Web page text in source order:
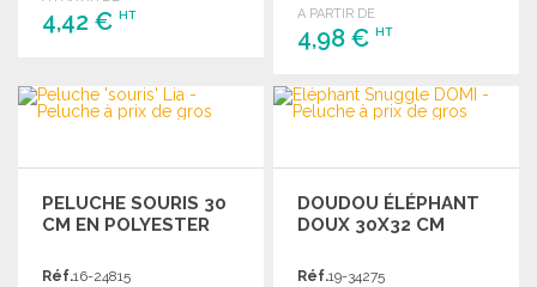
4,42 € HT
Demander un devis
A PARTIR DE
4,98 €HT
COMMANDER
PELUCHE SOURIS 30
CM EN POLYESTER
Réf.16-24815
DOUDOU ÉLÉPHANT
DOUX 30X32 CM
Réf.19-34275